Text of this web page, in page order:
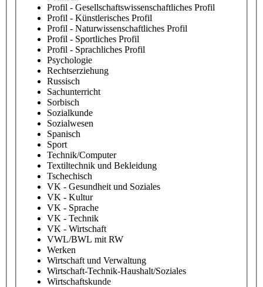
Profil - Gesellschaftswissenschaftliches Profil
Profil - Künstlerisches Profil
Profil - Naturwissenschaftliches Profil
Profil - Sportliches Profil
Profil - Sprachliches Profil
Psychologie
Rechtserziehung
Russisch
Sachunterricht
Sorbisch
Sozialkunde
Sozialwesen
Spanisch
Sport
Technik/Computer
Textiltechnik und Bekleidung
Tschechisch
VK - Gesundheit und Soziales
VK - Kultur
VK - Sprache
VK - Technik
VK - Wirtschaft
VWL/BWL mit RW
Werken
Wirtschaft und Verwaltung
Wirtschaft-Technik-Haushalt/Soziales
Wirtschaftskunde